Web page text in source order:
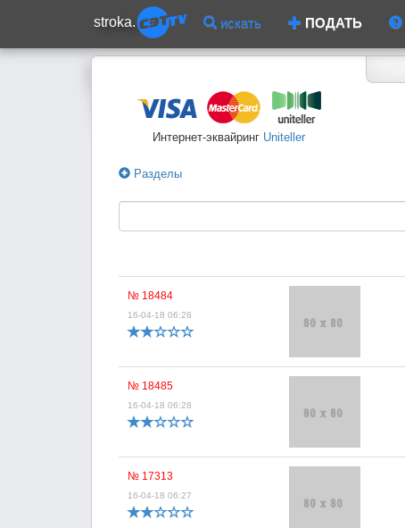
stroka. искать ПОДАТЬ
Интернет-эквайринг Uniteller
Разделы
№ 18484
16-04-18 06:28
№ 18485
16-04-18 06:28
№ 17313
16-04-18 06:27